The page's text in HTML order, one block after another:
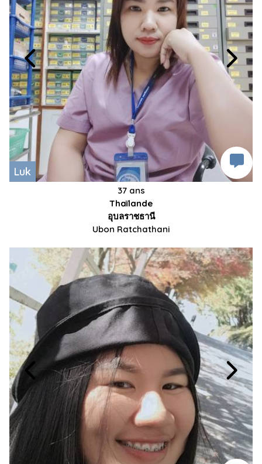
Luk
37 ans
Thaïlande
อุบลราชธานี
Ubon Ratchathani